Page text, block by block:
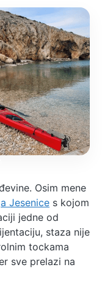
Osim mene
Jesenice s kojom
jedne od
staza nije
tockama
sve prelazi na